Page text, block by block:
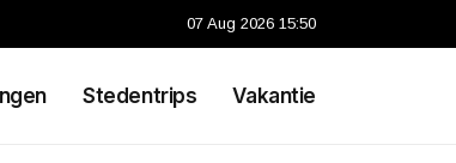
07 Aug 2026 15:50
Stedentrips Vakantie